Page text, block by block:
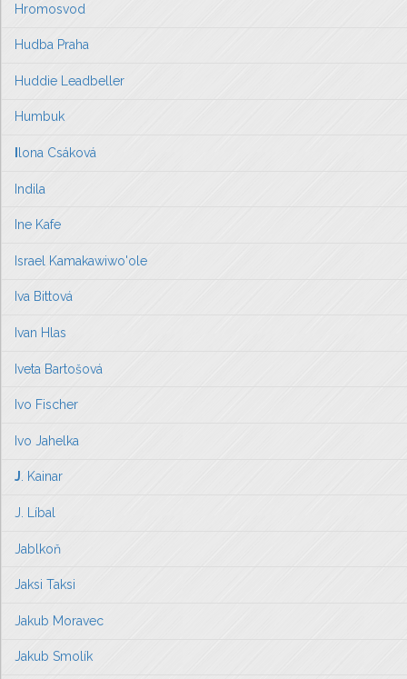
Hromosvod
Hudba Praha
Huddie Leadbeller
Humbuk
lona Csáková
Indila
Ine Kafe
Israel Kamakawiwo'ole
Iva Bittová
Ivan Hlas
Iveta Bartošová
Ivo Fischer
Ivo Jahelka
J. Kainar
J. Líbal
Jablkoň
Jaksi Taksi
Jakub Moravec
Jakub Smolík